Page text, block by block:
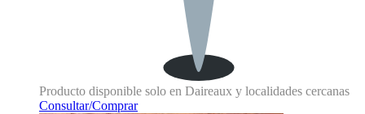
Producto disponible solo en Daireaux y localidades cercanas
Consultar/Comprar